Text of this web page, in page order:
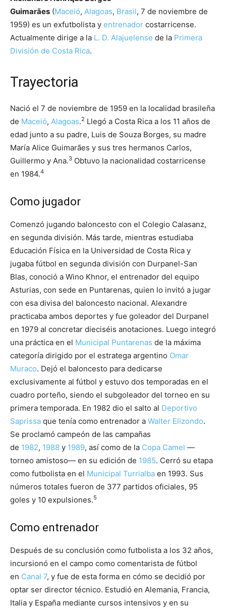
Guimarães (Maceió, Alagoas, Brasil, 7 de noviembre de
1959) es un exfutbolista y entrenador costarricense.
Actualmente dirige a la L. D. Alajuelense de la Primera
División de Costa Rica.
Trayectoria
Nació el 7 de noviembre de 1959 en la localidad brasileña
de Maceió, Alagoas.2 ​ Llegó a Costa Rica a los 11 años de
edad junto a su padre, Luis de Souza Borges, su madre
María Alice Guimarães y sus tres hermanos Carlos,
Guillermo y Ana.3 ​ Obtuvo la nacionalidad costarricense
en 1984.4
Como jugador
Comenzó jugando baloncesto con el Colegio Calasanz,
en segunda división. Más tarde, mientras estudiaba
Educación Física en la Universidad de Costa Rica y
jugaba fútbol en segunda división con Durpanel-San
Blas, conoció a Wino Khnor, el entrenador del equipo
Asturias, con sede en Puntarenas, quien lo invitó a jugar
con esa divisa del baloncesto nacional. Alexandre
practicaba ambos deportes y fue goleador del Durpanel
en 1979 al concretar dieciséis anotaciones. Luego integró
una práctica en el Municipal Puntarenas de la máxima
categoría dirigido por el estratega argentino Omar
Muraco. Dejó el baloncesto para dedicarse
exclusivamente al fútbol y estuvo dos temporadas en el
cuadro porteño, siendo el subgoleador del torneo en su
primera temporada. En 1982 dio el salto al Deportivo
Saprissa que tenía como entrenador a Walter Elizondo.
Se proclamó campeón de las campañas
de 1982, 1988 y 1989, así como de la Copa Camel —
torneo amistoso— en su edición de 1985. Cerró su etapa
como futbolista en el Municipal Turrialba en 1993. Sus
números totales fueron de 377 partidos oficiales, 95
goles y 10 expulsiones.5
Como entrenador
Después de su conclusión como futbolista a los 32 años,
incursionó en el campo como comentarista de fútbol
en Canal 7, y fue de esta forma en cómo se decidió por
optar ser director técnico. Estudió en Alemania, Francia,
Italia y España mediante cursos intensivos y en su